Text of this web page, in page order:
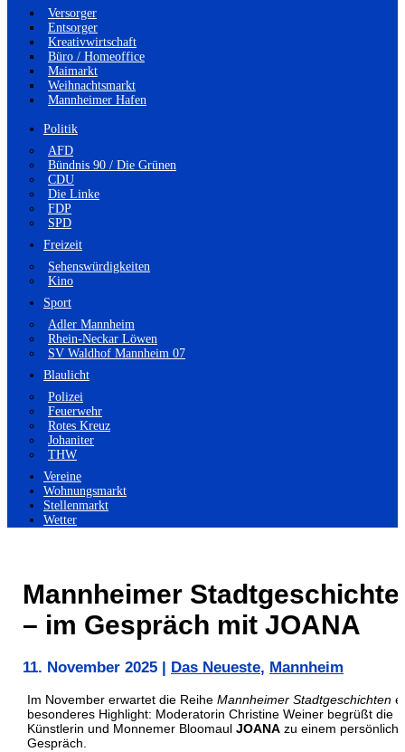
Versorger
Entsorger
Kreativwirtschaft
Büro / Homeoffice
Maimarkt
Weihnachtsmarkt
Mannheimer Hafen
Politik
AFD
Bündnis 90 / Die Grünen
CDU
Die Linke
FDP
SPD
Freizeit
Sehenswürdigkeiten
Kino
Sport
Adler Mannheim
Rhein-Neckar Löwen
SV Waldhof Mannheim 07
Blaulicht
Polizei
Feuerwehr
Rotes Kreuz
Johaniter
THW
Vereine
Wohnungsmarkt
Stellenmarkt
Wetter
Mannheimer
– im Gespräch mit JOANA
11. November 2025 Das Neueste, Mannheim
Im November erwartet die Reihe Mannheimer Stadtgeschichten
besonderes Highlight: Moderatorin Christine Weiner begrüßt die
Künstlerin und Monnemer Bloomaul JOANA zu einem
Gespräch.